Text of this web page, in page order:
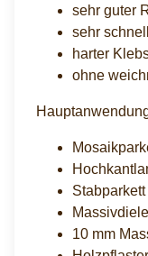
sehr guter
sehr
harter
ohne
Stabparkett
Massivdiele
10 mm